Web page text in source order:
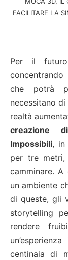
FACILITARE LA
Per il
che potrà
necessitano
realtà
creazione
Impossibili, in
per tre metri,
camminare. A
un ambiente
di queste, gli
storytelling
rendere
centinaia di